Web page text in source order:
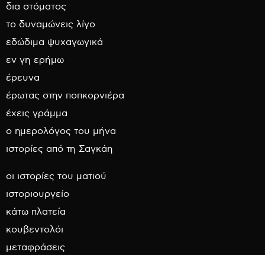
δια στόματος
το δυναμώνεις λίγο
εδώδιμα ψυχαγωγικά
εν γη ερήμω
έρευνα
έρωτας στην ποπκορνιέρα
έχεις γράμμα
ο ημερολόγος του μήνα
ιστορίες από τη Σαγκάη
οι ιστορίες του ματιού
ιστοριουργείο
κάτω πλατεία
κουβεντολόι
μεταφράσεις